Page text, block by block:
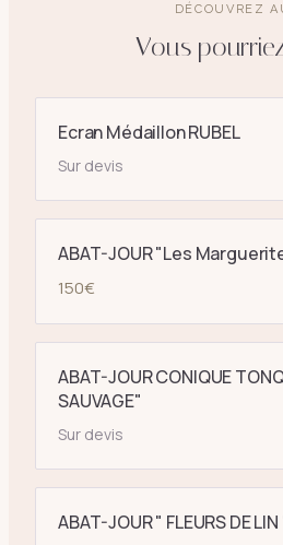
DÉCOUVREZ
Vous
Ecran Médaillon RUBEL
Sur devis
ABAT-JOUR "Les
150€
ABAT-JOUR CONIQUE
SAUVAGE"
Sur devis
ABAT-JOUR " FLEURS DE LIN